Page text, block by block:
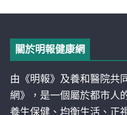
關於明報健康網
由《明報》及養和醫院共
網》，是一個屬於都巿人
養生保健、均衡生活、正